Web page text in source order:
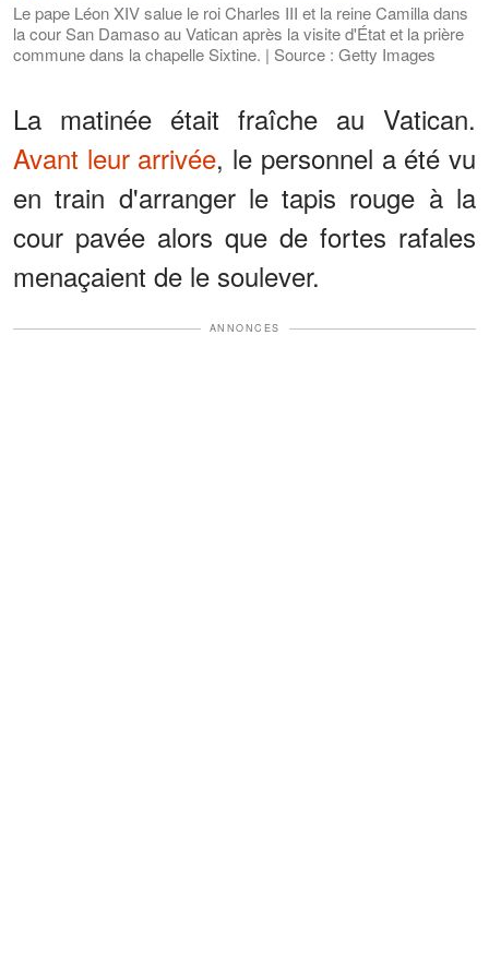
Le pape Léon XIV salue le roi Charles III et la reine Camilla dans
la cour San Damaso au Vatican après la visite d'État et la prière
commune dans la chapelle Sixtine. | Source : Getty Images
La matinée était fraîche au Vatican.
Avant leur arrivée, le personnel a été vu
en train d'arranger le tapis rouge à la
cour pavée alors que de fortes rafales
menaçaient de le soulever.
ANNONCES